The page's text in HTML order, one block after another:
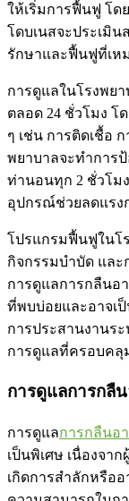
ให้เริ่มการฟื้นฟู โด
โดบเนสจะประเมิน
รักษาและฟื้นฟูที่เห
การดูแลในโรงพย
ตลอด 24 ชั่วโมง โ
ๆ เช่น การติดเชื้อ
พยาบาลจะทำการป้
ท่านอนทุก 2 ชั่วโม
อุปกรณ์ช่วยลดแรง
โปรแกรมฟื้นฟูในโ
กิจกรรมบำบัด แล
การดูแลการกลืนอา
ที่พบบ่อยและอาจเ
การประสานงานร
การดูแลที่ครอบคลุ
การดูแลการกลื
การดูแลการกลืนอา
เป็นพิเศษ เนื่องจ
เกิดการสำลักหรืออ